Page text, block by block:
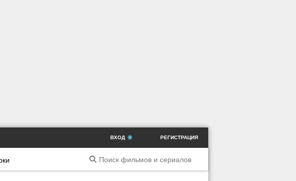
ВХОД РЕГИСТРАЦИЯ